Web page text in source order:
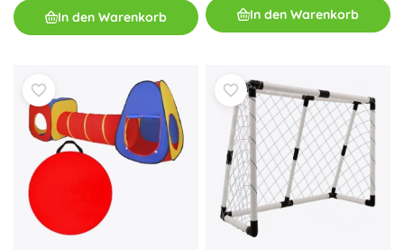
In den Warenkorb In den Warenkorb